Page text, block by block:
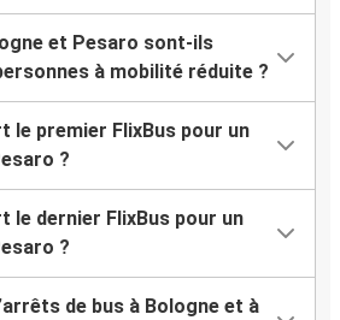
et Pesaro sont-ils
à mobilité réduite ?
le premier FlixBus pour un
?
le dernier FlixBus pour un
?
de bus à Bologne et à